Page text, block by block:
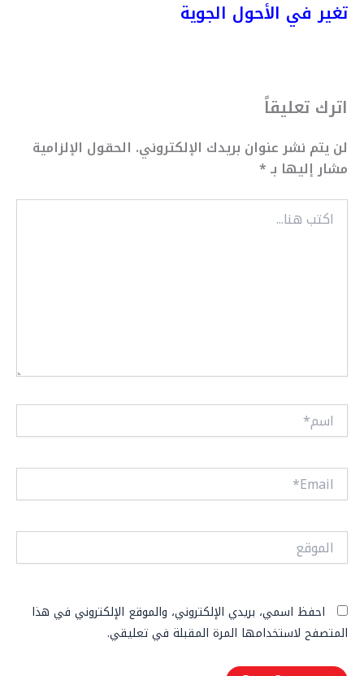
تغير في الأحول الجوية
اترك تعليقاً
لن يتم نشر عنوان بريدك الإلكتروني. الحقول الإلزامية
مشار إليها بـ*
اكتب
هنا...
اسم*
Email*
الموقع
احفظ اسمي، بريدي الإلكتروني، والموقع الإلكتروني في هذا
المتصفح لاستخدامها المرة المقبلة في تعليقي.